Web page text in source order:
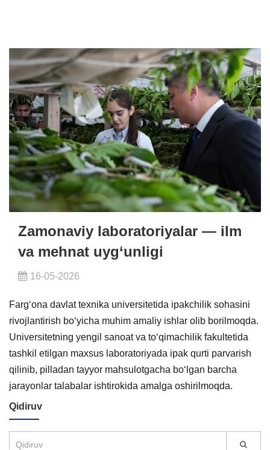
Zamonaviy laboratoriyalar — ilm
va mehnat uyg‘unligi
16-05-2026
Farg‘ona davlat texnika universitetida ipakchilik sohasini
rivojlantirish bo‘yicha muhim amaliy ishlar olib borilmoqda.
Universitetning yengil sanoat va to‘qimachilik fakultetida
tashkil etilgan maxsus laboratoriyada ipak qurti parvarish
qilinib, pilladan tayyor mahsulotgacha bo‘lgan barcha
jarayonlar talabalar ishtirokida amalga oshirilmoqda.
Qidiruv